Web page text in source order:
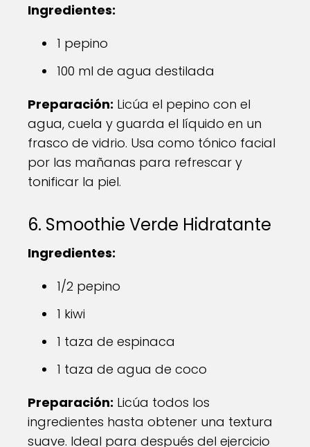
Ingredientes:
1 pepino
100 ml de agua destilada
Preparación: Licúa el pepino con el
agua, cuela y guarda el líquido en un
frasco de vidrio. Usa como tónico facial
por las mañanas para refrescar y
tonificar la piel.
6. Smoothie Verde Hidratante
Ingredientes:
1/2 pepino
1 kiwi
1 taza de espinaca
1 taza de agua de coco
Preparación: Licúa todos los
ingredientes hasta obtener una textura
suave. Ideal para después del ejercicio